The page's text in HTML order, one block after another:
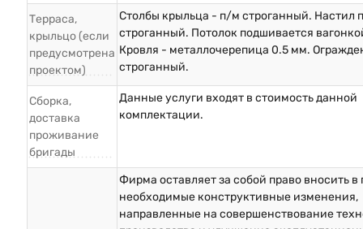
Терраса,
крыльцо (если
предусмотрена
проектом)
Столбы крыльца - п/м строганный. Настил
строганный. Потолок подшивается
Кровля - металлочерепица 0.5 мм.
строганный.
Сборка,
доставка
проживание
бригады
Данные услуги входят в стоимость данной
комплектации.
Фирма оставляет за собой право вносить в
необходимые конструктивные изменения,
направленные на совершенствование